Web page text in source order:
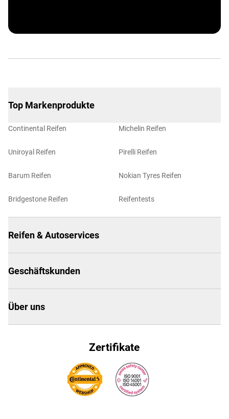
Top Markenprodukte
Continental Reifen
Uniroyal Reifen
Barum Reifen
Bridgestone Reifen
Michelin Reifen
Pirelli Reifen
Nokian Tyres Reifen
Reifentests
Reifen & Autoservices
Geschäftskunden
Über uns
Zertifikate